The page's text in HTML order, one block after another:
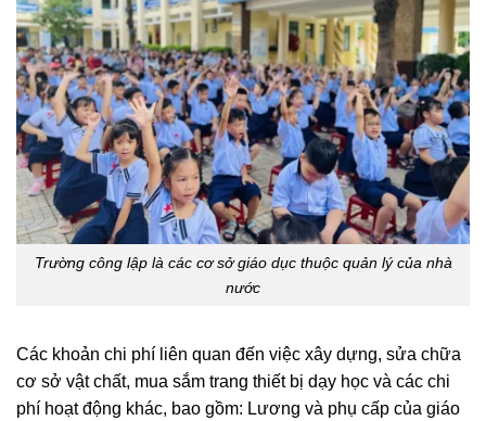
Trường công lập là các cơ sở giáo dục thuộc quản lý của nhà
nước
Các khoản chi phí liên quan đến việc xây dựng, sửa chữa
cơ sở vật chất, mua sắm trang thiết bị dạy học và các chi
phí hoạt động khác, bao gồm: Lương và phụ cấp của giáo